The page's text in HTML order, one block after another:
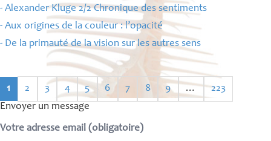
- Alexander Kluge 2/2 Chronique des sentiments
- Aux origines de la couleur : l’opacité
- De la primauté de la vision sur les autres sens
1 2 3 4 5 6 7 8 9 …
223
Envoyer un message
Votre adresse email (obligatoire)